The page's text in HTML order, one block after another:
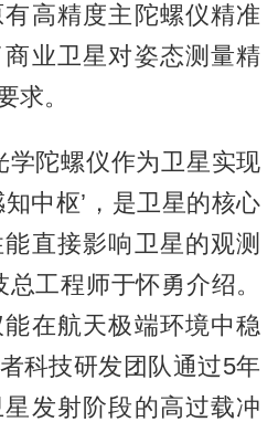
高精度主陀螺仪精准
业卫星对姿态测量精
求。
学陀螺仪作为卫星实现
中枢’，是卫星的核心
直接影响卫星的观测
工程师于怀勇介绍。
在航天极端环境中稳
科技研发团队通过5年
发射阶段的高过载冲